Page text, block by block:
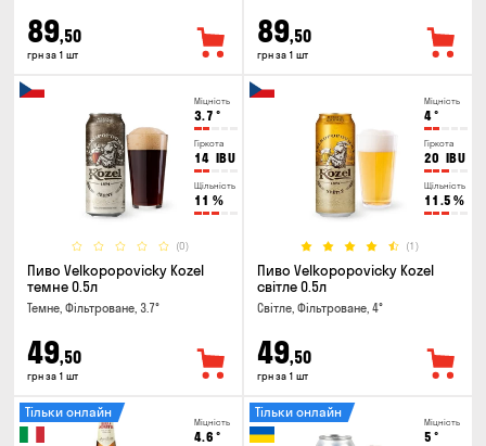
89,50
грн за 1 шт
89,50
грн за 1 шт
Міцність
3.7 °
Гіркота
14 IBU
Щільність
11 %
(0)
Пиво Velkopopovicky Kozel
темне 0.5л
Темне, Фільтроване, 3.7°
49,50
грн за 1 шт
Міцність
4°
Гіркота
20 IBU
Щільність
11.5 %
(1)
Пиво Velkopopovicky Kozel
світле 0.5л
Світле, Фільтроване, 4°
49,50
грн за 1 шт
Міцність
4.6 °
Тільки онлайн
Міцність
5 °
Тільки онлайн